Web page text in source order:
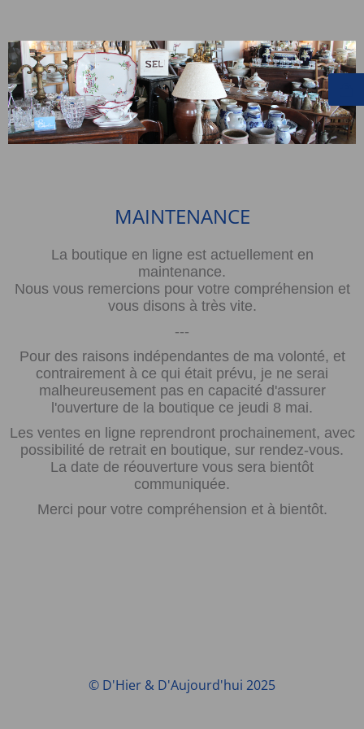
MAINTENANCE
La boutique en ligne est actuellement en
maintenance.
Nous vous remercions pour votre compréhension et
vous disons à très vite.
---
Pour des raisons indépendantes de ma volonté, et
contrairement à ce qui était prévu, je ne serai
malheureusement pas en capacité d'assurer
l'ouverture de la boutique ce jeudi 8 mai.
Les ventes en ligne reprendront prochainement, avec
possibilité de retrait en boutique, sur rendez-vous.
La date de réouverture vous sera bientôt
communiquée.
Merci pour votre compréhension et à bientôt.
© D'Hier & D'Aujourd'hui 2025